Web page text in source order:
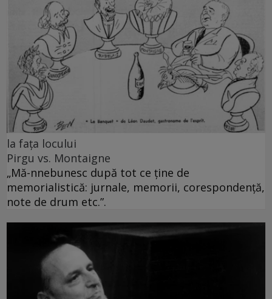
la fața locului
Pirgu vs. Montaigne
„Mă-nnebunesc după tot ce ţine de
memorialistică: jurnale, memorii, corespondenţă,
note de drum etc.”.